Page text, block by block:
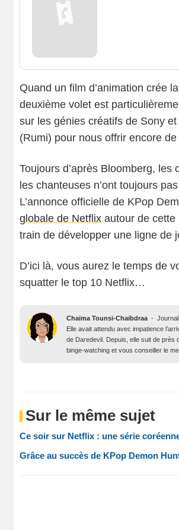
Quand un film d’animation crée
deuxième volet est
sur les génies créatifs de Sony
(Rumi) pour nous offrir encore
Toujours d’après Bloomberg,
les chanteuses n’ont toujours
L’annonce officielle de KPop
globale de Netflix autour de cette
train de développer une ligne de
D’ici là, vous aurez le temps de
squatter le top 10 Netflix…
Chaïma Tounsi-Chaïbdraa -
Elle avait attendu avec impatience
de Daredevil. Depuis, elle suit de près
binge-watching et vous conseiller le
Sur le même sujet
Ce soir sur Netflix : une série
Grâce au succès de KPop Demon